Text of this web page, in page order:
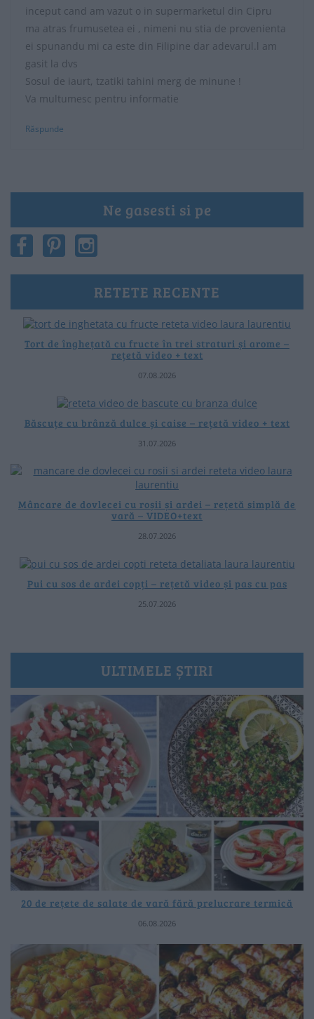
inceput cand am vazut o in supermarketul din Cipru
ma atras frumusetea ei , nimeni nu stia de provenienta
ei spunandu mi ca este din Filipine dar adevarul.l am
gasit la dvs
Sosul de iaurt, tzatiki tahini merg de minune !
Va multumesc pentru informatie
Răspunde
Ne gasesti si pe
RETETE RECENTE
Tort de înghețată cu fructe în trei straturi și arome –
rețetă video + text
07.08.2026
Băscuțe cu brânză dulce și caise – rețetă video + text
31.07.2026
Mâncare de dovlecei cu roșii și ardei – rețetă simplă de
vară – VIDEO+text
28.07.2026
Pui cu sos de ardei copți – rețetă video și pas cu pas
25.07.2026
ULTIMELE ȘTIRI
20 de rețete de salate de vară fără prelucrare termică
06.08.2026